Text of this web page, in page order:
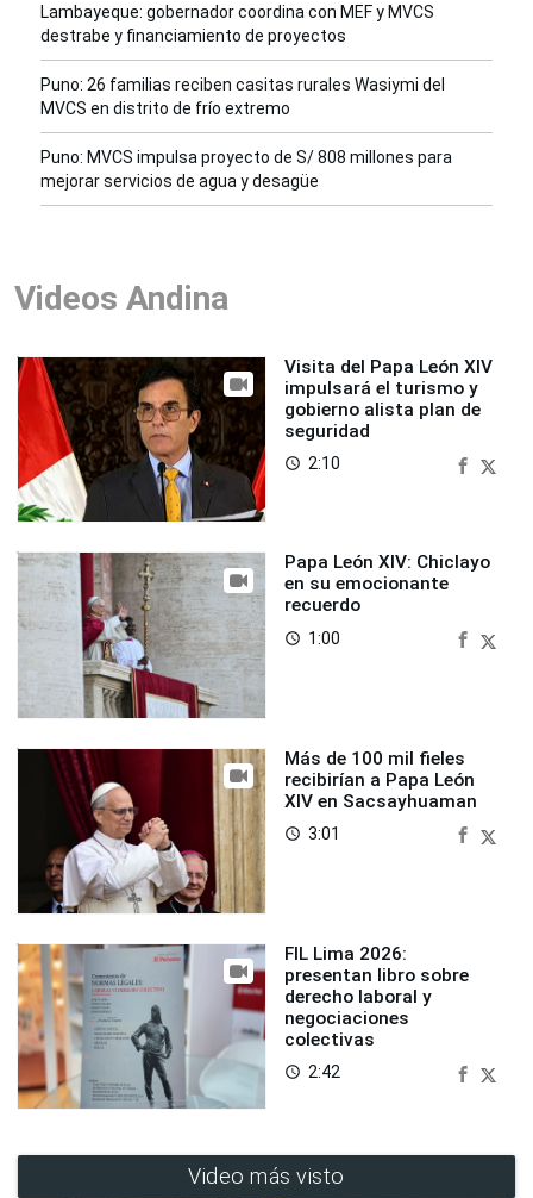
Lambayeque: gobernador coordina con MEF y MVCS
destrabe y financiamiento de proyectos
Puno: 26 familias reciben casitas rurales Wasiymi del
MVCS en distrito de frío extremo
Puno: MVCS impulsa proyecto de S/ 808 millones para
mejorar servicios de agua y desagüe
Videos Andina
Visita del Papa León XIV
impulsará el turismo y
gobierno alista plan de
seguridad
access_time 2:10
Papa León XIV: Chiclayo
en su emocionante
recuerdo
access_time 1:00
Más de 100 mil fieles
recibirían a Papa León
XIV en Sacsayhuaman
access_time 3:01
FIL Lima 2026:
presentan libro sobre
derecho laboral y
negociaciones
colectivas
access_time 2:42
Video más visto